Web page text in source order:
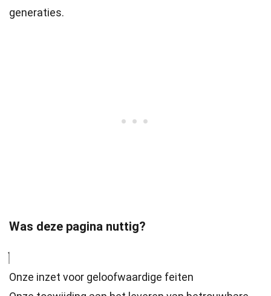
generaties.
Was deze pagina nuttig?
Onze inzet voor geloofwaardige feiten